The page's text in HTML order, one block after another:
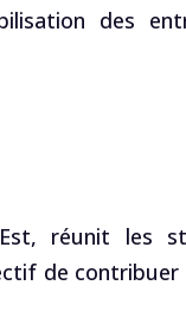
des
réunit les
de